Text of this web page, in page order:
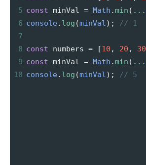
5 const minVal = Math .min ( ...
6 console. log (minVal); // 1
7
8 const numbers = [10 , 20 , 30
9 const minVal = Math .min ( ...
10 console. log (minVal); // 5